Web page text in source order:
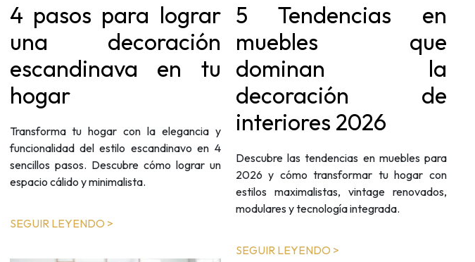
4 pasos para lograr
una decoración
escandinava en tu
hogar
Transforma tu hogar con la elegancia y
funcionalidad del estilo escandinavo en 4
sencillos pasos. Descubre cómo lograr un
espacio cálido y minimalista.
SEGUIR LEYENDO >
5 Tendencias en
muebles que
dominan la
decoración de
interiores 2026
Descubre las tendencias en muebles para
2026 y cómo transformar tu hogar con
estilos maximalistas, vintage renovados,
modulares y tecnología integrada.
SEGUIR LEYENDO >